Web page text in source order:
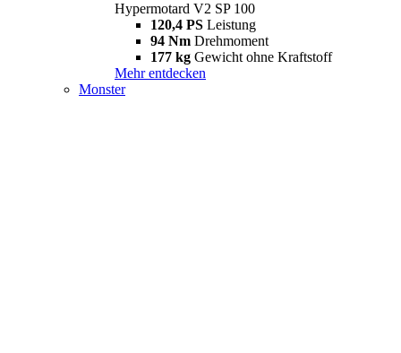
Hypermotard V2 SP 100
120,4 PS Leistung
94 Nm Drehmoment
177 kg Gewicht ohne Kraftstoff
Mehr entdecken
Monster